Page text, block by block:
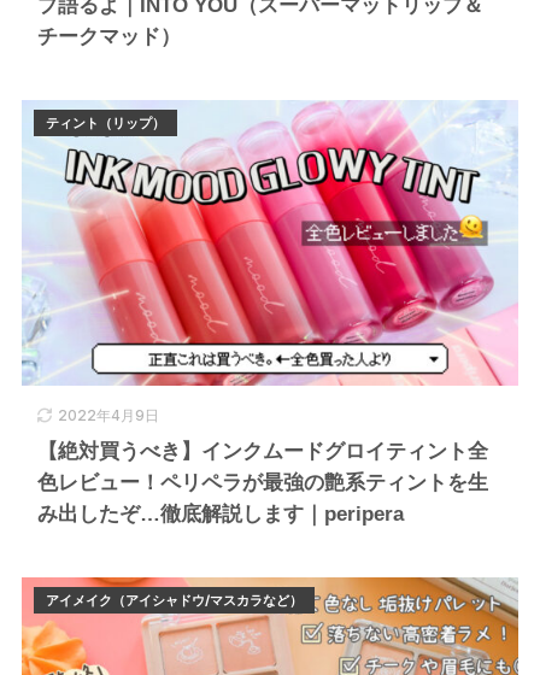
プ語るよ｜INTO YOU（スーパーマットリップ＆
チークマッド）
2022年4月9日
【絶対買うべき】インクムードグロイティント全
色レビュー！ペリペラが最強の艶系ティントを生
み出したぞ…徹底解説します｜peripera
ティント（リップ）
アイメイク（アイシャドウ/マスカラなど）